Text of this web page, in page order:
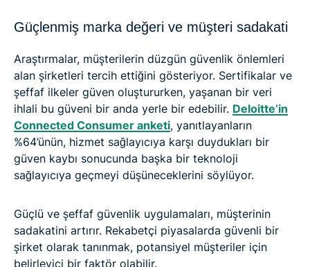
Güçlenmiş marka değeri ve müşteri sadakati
Araştırmalar, müşterilerin düzgün güvenlik önlemleri
alan şirketleri tercih ettiğini gösteriyor. Sertifikalar ve
şeffaf ilkeler güven oluştururken, yaşanan bir veri
ihlali bu güveni bir anda yerle bir edebilir. Deloitte’in
Connected Consumer anketi, yanıtlayanların
%64’ünün, hizmet sağlayıcıya karşı duydukları bir
güven kaybı sonucunda başka bir teknoloji
sağlayıcıya geçmeyi düşüneceklerini söylüyor.
Güçlü ve şeffaf güvenlik uygulamaları, müşterinin
sadakatini artırır. Rekabetçi piyasalarda güvenli bir
şirket olarak tanınmak, potansiyel müşteriler için
belirleyici bir faktör olabilir.